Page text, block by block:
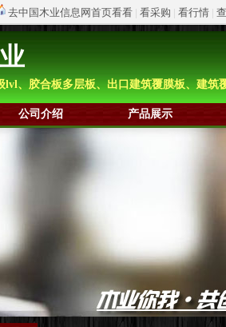
去中国木业信息网首页看看 | 看采购 | 看行情 |
lvl、胶合板多层板、出口建筑覆膜板、建筑
公司介绍 产品展示